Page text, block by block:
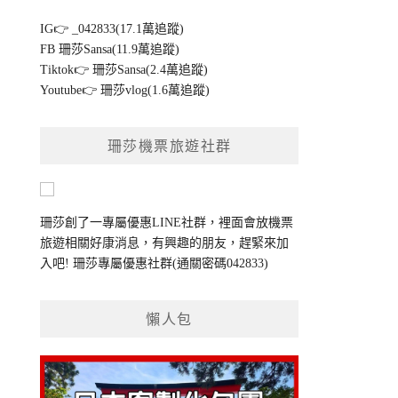
IG👉
_042833(17.1萬追蹤)
FB珊莎Sansa(11.9萬追蹤)
Tiktok👉珊莎Sansa(2.4萬追蹤)
Youtube👉珊莎vlog(1.6萬追蹤)
珊莎機票旅遊社群
珊莎創了一專屬優惠LINE社群，裡面會放機票
旅遊相關好康消息，有興趣的朋友，趕緊來加
入吧!珊莎專屬優惠社群(通關密碼042833)
懶人包